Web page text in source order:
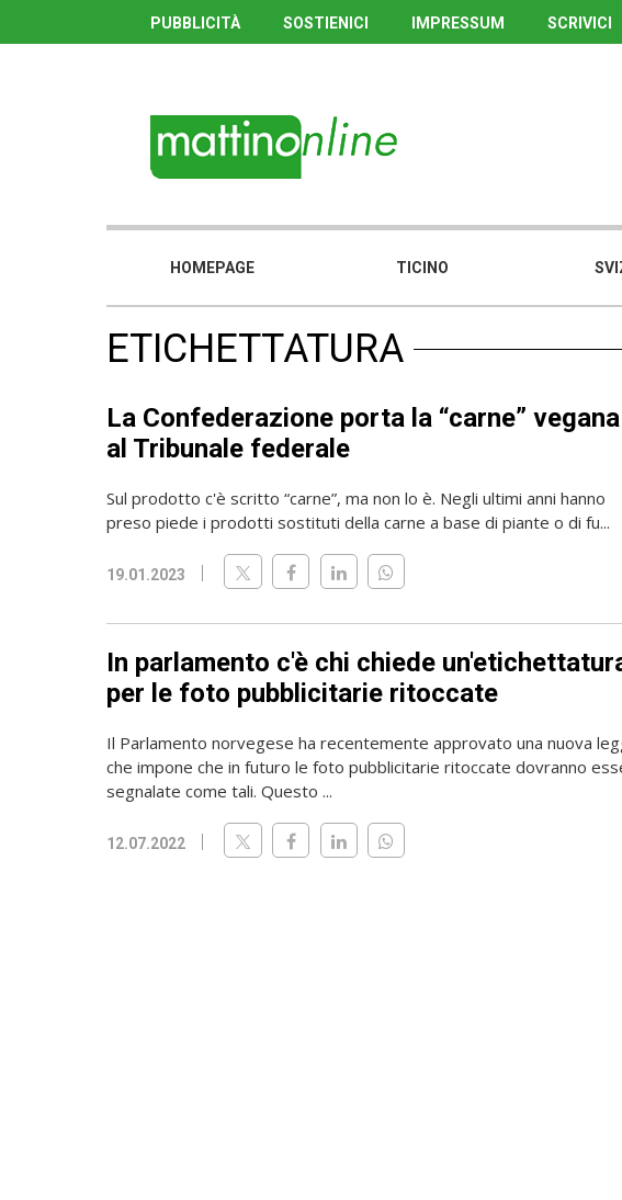
PUBBLICITÀ SOSTIENICI IMPRESSUM SCRIVICI
HOMEPAGE TICINO
ETICHETTATURA
La Confederazione porta la “carne” vegana
al Tribunale federale
Sul prodotto c'è scritto “carne”, ma non lo è. Negli ultimi anni hanno
preso piede i prodotti sostituti della carne a base di piante o di fu...
19.01.2023
In parlamento c'è chi chiede
per le foto pubblicitarie ritoccate
Il Parlamento norvegese ha recentemente approvato una nuova
che impone che in futuro le foto pubblicitarie ritoccate dovranno
segnalate come tali. Questo ...
12.07.2022